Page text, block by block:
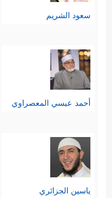
سعود الشريم
أحمد عيسي المعصراوي
ياسين الجزائري